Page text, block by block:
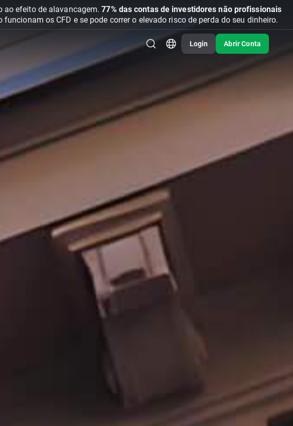
ao efeito de alavancagem.77% das contas de investidores não profissionais
os CFD e se pode correr o elevado risco de perda do seu dinheiro.
Login Abrir Conta